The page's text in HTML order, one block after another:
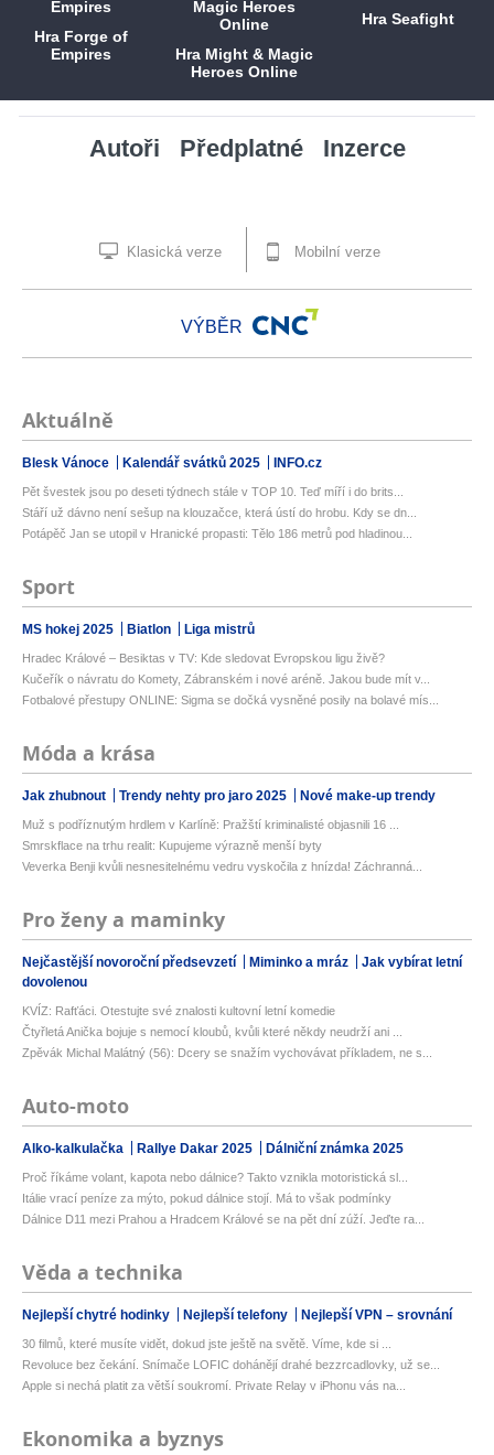
Hra Forge of
Empires
Hra Might & Magic
Heroes Online
Hra Seafight
Autoři Předplatné Inzerce
Klasická verze Mobilní verze
VÝBĚR
Aktuálně
Blesk Vánoce Kalendář svátků 2025 INFO.cz
Pět švestek jsou po deseti týdnech stále v TOP 10. Teď míří i do brits...
Stáří už dávno není sešup na klouzačce, která ústí do hrobu. Kdy se dn...
Potápěč Jan se utopil v Hranické propasti: Tělo 186 metrů pod hladinou...
Sport
MS hokej 2025 Biatlon Liga mistrů
Hradec Králové – Besiktas v TV: Kde sledovat Evropskou ligu živě?
Kučeřík o návratu do Komety, Zábranském i nové aréně. Jakou bude mít v...
Fotbalové přestupy ONLINE: Sigma se dočká vysněné posily na bolavé mís...
Móda a krása
Jak zhubnout Trendy nehty pro jaro 2025 Nové make-up trendy
Muž s podříznutým hrdlem v Karlíně: Pražští kriminalisté objasnili 16 ...
Smrskflace na trhu realit: Kupujeme výrazně menší byty
Veverka Benji kvůli nesnesitelnému vedru vyskočila z hnízda! Záchranná...
Pro ženy a maminky
Nejčastější novoroční předsevzetí Miminko a mráz
Jak vybírat letní
dovolenou
KVÍZ: Rafťáci. Otestujte své znalosti kultovní letní komedie
Čtyřletá Anička bojuje s nemocí kloubů, kvůli které někdy neudrží ani ...
Zpěvák Michal Malátný (56): Dcery se snažím vychovávat příkladem, ne s...
Auto-moto
Alko-kalkulačka Rallye Dakar 2025 Dálniční známka 2025
Proč říkáme volant, kapota nebo dálnice? Takto vznikla motoristická sl...
Itálie vrací peníze za mýto, pokud dálnice stojí. Má to však podmínky
Dálnice D11 mezi Prahou a Hradcem Králové se na pět dní zúží. Jeďte ra...
Věda a technika
Nejlepší chytré hodinky Nejlepší telefony Nejlepší VPN – srovnání
30 filmů, které musíte vidět, dokud jste ještě na světě. Víme, kde si ...
Revoluce bez čekání. Snímače LOFIC dohánějí drahé bezzrcadlovky, už se...
Apple si nechá platit za větší soukromí. Private Relay v iPhonu vás na...
Ekonomika a byznys